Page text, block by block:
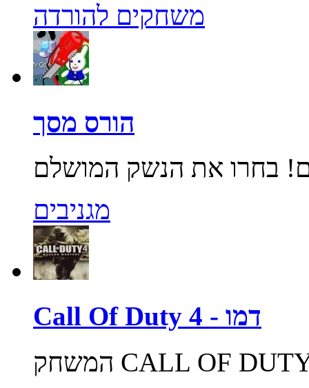
משחקים להורדה
הורס מסך
מגניבים
Call Of Duty 4 - דמו